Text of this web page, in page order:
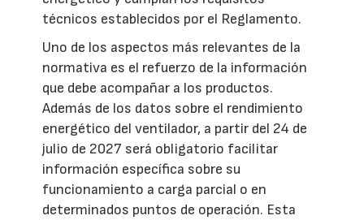
técnicos establecidos por el Reglamento.
Uno de los aspectos más relevantes de la
normativa es el refuerzo de la información
que debe acompañar a los productos.
Además de los datos sobre el rendimiento
energético del ventilador, a partir del 24 de
julio de 2027 será obligatorio facilitar
información específica sobre su
funcionamiento a carga parcial o en
determinados puntos de operación. Esta